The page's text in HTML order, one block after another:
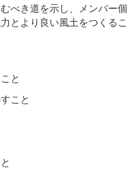
べき道を示し、メンバー個
とより良い風土をつくるこ
と
こと